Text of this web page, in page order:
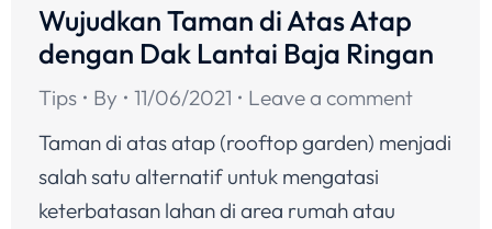
Wujudkan Taman di Atas Atap
dengan Dak Lantai Baja Ringan
Tips By 11/06/2021
Leave a comment
Taman di atas atap (rooftop garden) menjadi
salah satu alternatif untuk mengatasi
keterbatasan lahan di area rumah atau